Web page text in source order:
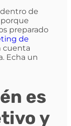
de
preparado
de
cuenta
Echa un
es
y